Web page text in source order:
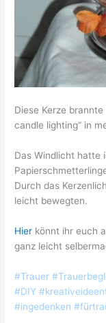
Diese Kerze
candle lighting“ in
Das Windlicht hatte
Durch das
leicht bewegten.
Hier könnt ihr euch
ganz leicht
#Trauer
#DIY
#ingedenken